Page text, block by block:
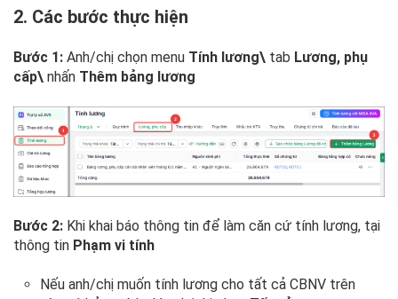
2. Các bước thực hiện
Bước 1: Anh/chị chọn menu Tính lương\ tab Lương, phụ
cấp\ nhấn Thêm bảng lương
Bước 2: Khi khai báo thông tin để làm căn cứ tính lương, tại
thông tin Phạm vi tính
Nếu anh/chị muốn tính lương cho tất cả CBNV trên